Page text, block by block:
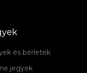
és bérletek
jegyek